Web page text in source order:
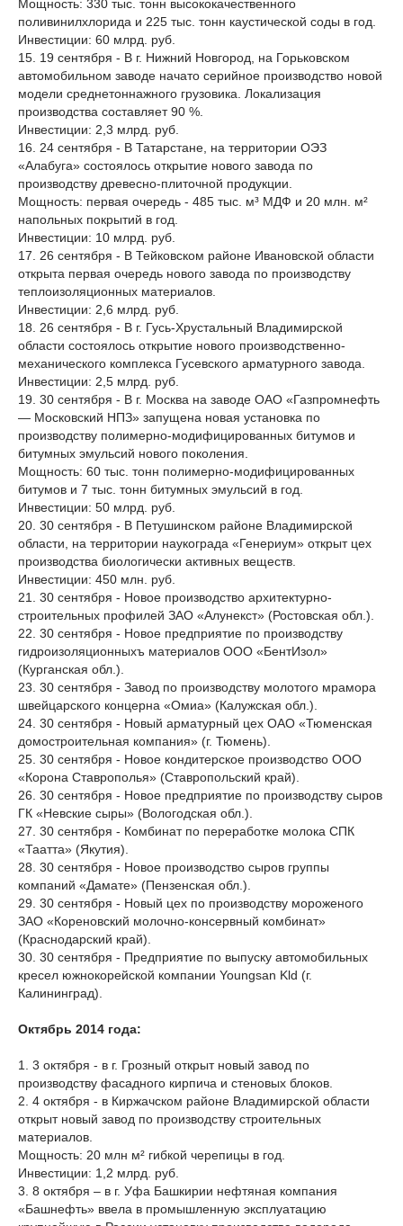
Мощность: 330 тыс. тонн высококачественного
поливинилхлорида и 225 тыс. тонн каустической соды в год.
Инвестиции: 60 млрд. руб.
15. 19 сентября - В г. Нижний Новгород, на Горьковском
автомобильном заводе начато серийное производство новой
модели среднетоннажного грузовика. Локализация
производства составляет 90 %.
Инвестиции: 2,3 млрд. руб.
16. 24 сентября - В Татарстане, на территории ОЭЗ
«Алабуга» состоялось открытие нового завода по
производству древесно-плиточной продукции.
Мощность: первая очередь - 485 тыс. м³ МДФ и 20 млн. м²
напольных покрытий в год.
Инвестиции: 10 млрд. руб.
17. 26 сентября - В Тейковском районе Ивановской области
открыта первая очередь нового завода по производству
теплоизоляционных материалов.
Инвестиции: 2,6 млрд. руб.
18. 26 сентября - В г. Гусь-Хрустальный Владимирской
области состоялось открытие нового производственно-
механического комплекса Гусевского арматурного завода.
Инвестиции: 2,5 млрд. руб.
19. 30 сентября - В г. Москва на заводе ОАО «Газпромнефть
— Московский НПЗ» запущена новая установка по
производству полимерно-модифицированных битумов и
битумных эмульсий нового поколения.
Мощность: 60 тыс. тонн полимерно-модифицированных
битумов и 7 тыс. тонн битумных эмульсий в год.
Инвестиции: 50 млрд. руб.
20. 30 сентября - В Петушинском районе Владимирской
области, на территории наукограда «Генериум» открыт цех
производства биологически активных веществ.
Инвестиции: 450 млн. руб.
21. 30 сентября - Новое производство архитектурно-
строительных профилей ЗАО «Алунекст» (Ростовская обл.).
22. 30 сентября - Новое предприятие по производству
гидроизоляционныхъ материалов ООО «БентИзол»
(Курганская обл.).
23. 30 сентября - Завод по производству молотого мрамора
швейцарского концерна «Омиа» (Калужская обл.).
24. 30 сентября - Новый арматурный цех ОАО «Тюменская
домостроительная компания» (г. Тюмень).
25. 30 сентября - Новое кондитерское производство ООО
«Корона Ставрополья» (Ставропольский край).
26. 30 сентября - Новое предприятие по производству сыров
ГК «Невские сыры» (Вологодская обл.).
27. 30 сентября - Комбинат по переработке молока СПК
«Таатта» (Якутия).
28. 30 сентября - Новое производство сыров группы
компаний «Дамате» (Пензенская обл.).
29. 30 сентября - Новый цех по производству мороженого
ЗАО «Кореновский молочно-консервный комбинат»
(Краснодарский край).
30. 30 сентября - Предприятие по выпуску автомобильных
кресел южнокорейской компании Youngsan Kld (г.
Калининград).
Октябрь 2014 года:
1. 3 октября - в г. Грозный открыт новый завод по
производству фасадного кирпича и стеновых блоков.
2. 4 октября - в Киржачском районе Владимирской области
открыт новый завод по производству строительных
материалов.
Мощность: 20 млн м² гибкой черепицы в год.
Инвестиции: 1,2 млрд. руб.
3. 8 октября – в г. Уфа Башкирии нефтяная компания
«Башнефть» ввела в промышленную эксплуатацию